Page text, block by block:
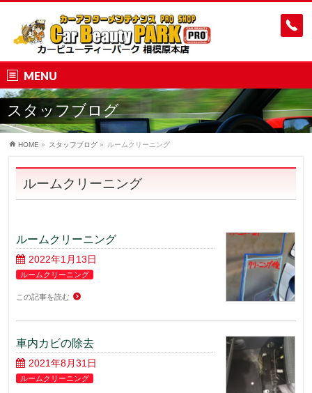
MENU
スタッフブログ
HOME » スタッフブログ » ルームクリーニング
ルームクリーニング
ルームクリーニング
2022年1月13日
ルームクリーニング
この記事を読む
車内カビの除去
2021年8月31日
ルームクリーニング